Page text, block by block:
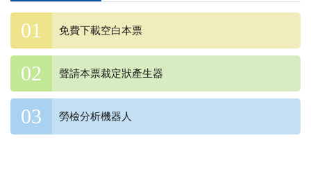
免費下載空白本票
聲請本票裁定狀產生器
勞檢分析機器人